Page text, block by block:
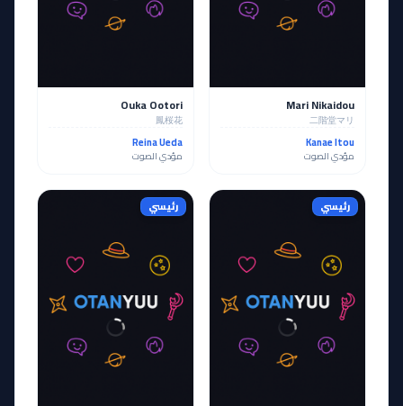
Mari Nikaidou
二階堂マリ
Kanae Itou
مؤدي الصوت
Ouka Ootori
鳳桜花
Reina Ueda
مؤدي الصوت
رئيسي رئيسي